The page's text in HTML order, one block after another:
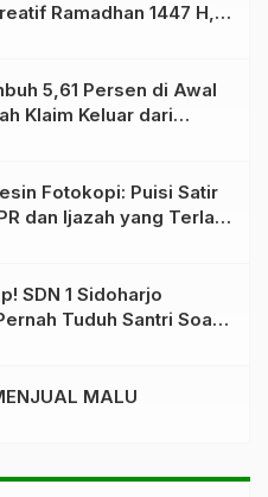
Ramadhan 1447 H,
Kebersamaan
5,61 Persen di Awal
Klaim Keluar dari
Fotokopi: Puisi Satir
dan Ijazah yang Terlalu
SDN 1 Sidoharjo
Tuduh Santri Soal
MALU